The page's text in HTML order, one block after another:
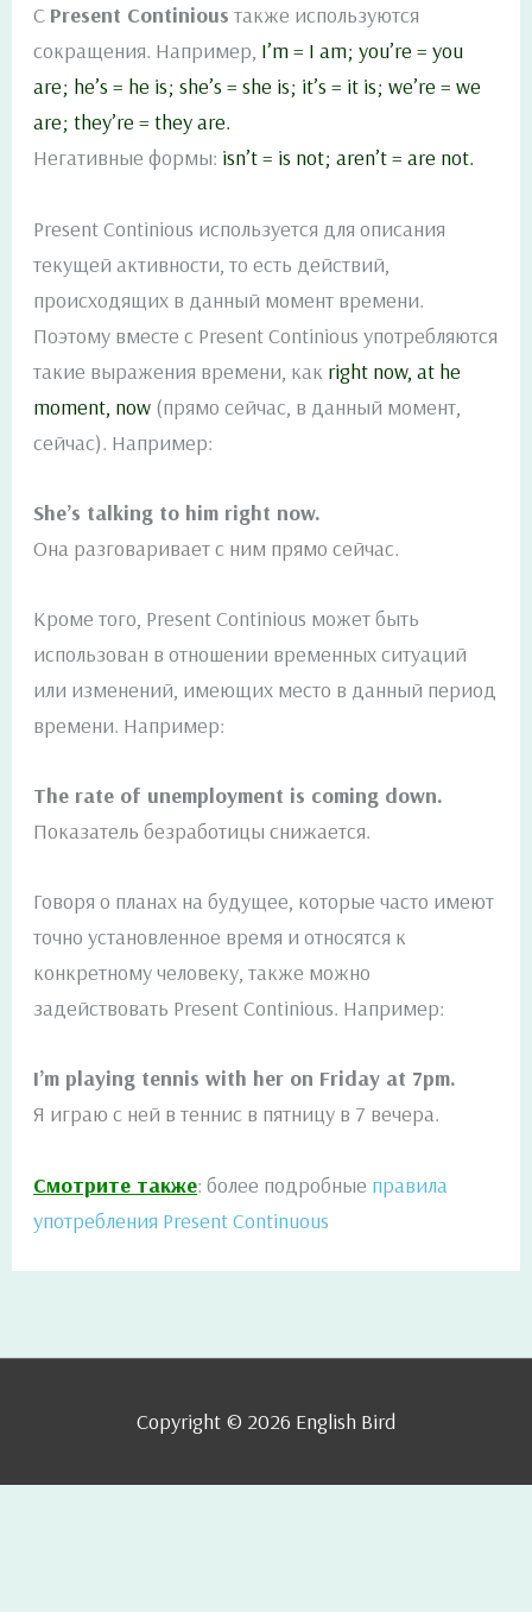
С Present Continious также используются
сокращения. Например, I’m = I am; you’re = you
are; he’s = he is; she’s = she is; it’s = it is; we’re = we
are; they’re = they are.
Негативные формы: isn’t = is not; aren’t = are not.
Present Continious используется для описания
текущей активности, то есть действий,
происходящих в данный момент времени.
Поэтому вместе с Present Continious употребляются
такие выражения времени, как right now, at he
moment, now (прямо сейчас, в данный момент,
сейчас). Например:
She’s talking to him right now.
Она разговаривает с ним прямо сейчас.
Кроме того, Present Continious может быть
использован в отношении временных ситуаций
или изменений, имеющих место в данный период
времени. Например:
The rate of unemployment is coming down.
Показатель безработицы снижается.
Говоря о планах на будущее, которые часто имеют
точно установленное время и относятся к
конкретному человеку, также можно
задействовать Present Continious. Например:
I’m playing tennis with her on Friday at 7pm.
Я играю с ней в теннис в пятницу в 7 вечера.
Смотрите также: более подробные правила
употребления Present Continuous
Copyright © 2026 English Bird